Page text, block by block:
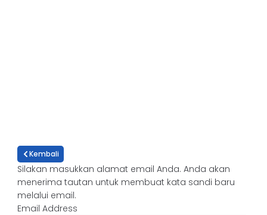
Kembali
Silakan masukkan alamat email Anda. Anda akan
menerima tautan untuk membuat kata sandi baru
melalui email.
Email Address